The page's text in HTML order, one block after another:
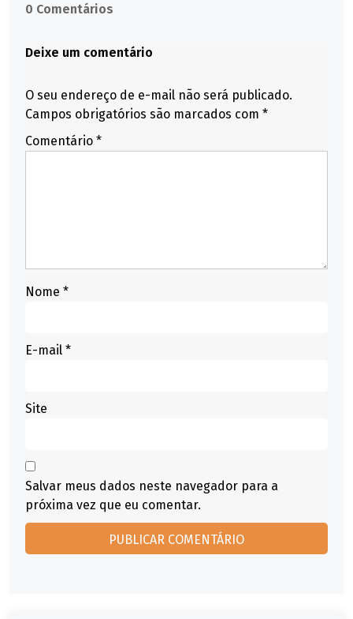
0 Comentários
Deixe um comentário
O seu endereço de e-mail não será publicado.
Campos obrigatórios são marcados com *
Comentário *
Nome *
E-mail *
Site
Salvar meus dados neste navegador para a
próxima vez que eu comentar.